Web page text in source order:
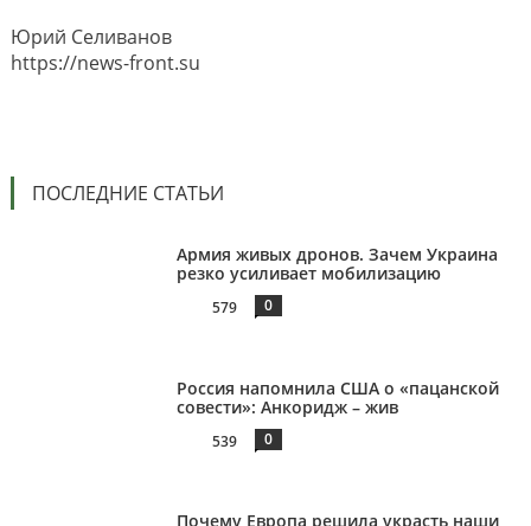
Юрий Селиванов
https://news-front.su
ПОСЛЕДНИЕ СТАТЬИ
Армия живых дронов. Зачем Украина
резко усиливает мобилизацию
579 0
Россия напомнила США о «пацанской
совести»: Анкоридж – жив
539 0
Почему Европа решила украсть наши